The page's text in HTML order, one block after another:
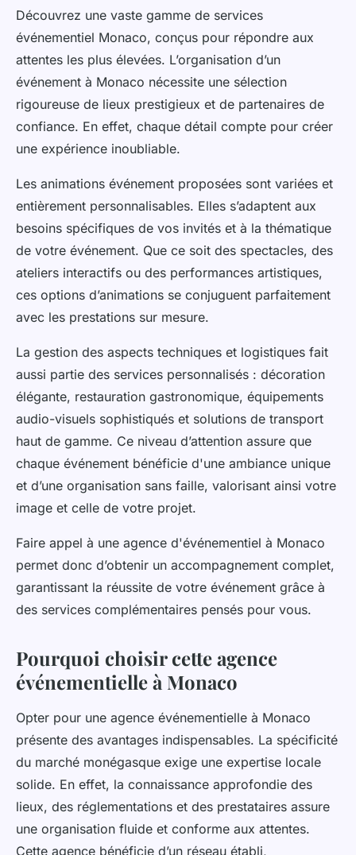
Découvrez une vaste gamme de services
événementiel Monaco, conçus pour répondre aux
attentes les plus élevées. L’organisation d’un
événement à Monaco nécessite une sélection
rigoureuse de lieux prestigieux et de partenaires de
confiance. En effet, chaque détail compte pour créer
une expérience inoubliable.
Les animations événement proposées sont variées et
entièrement personnalisables. Elles s’adaptent aux
besoins spécifiques de vos invités et à la thématique
de votre événement. Que ce soit des spectacles, des
ateliers interactifs ou des performances artistiques,
ces options d’animations se conjuguent parfaitement
avec les prestations sur mesure.
La gestion des aspects techniques et logistiques fait
aussi partie des services personnalisés : décoration
élégante, restauration gastronomique, équipements
audio-visuels sophistiqués et solutions de transport
haut de gamme. Ce niveau d’attention assure que
chaque événement bénéficie d'une ambiance unique
et d’une organisation sans faille, valorisant ainsi votre
image et celle de votre projet.
Faire appel à une agence d'événementiel à Monaco
permet donc d’obtenir un accompagnement complet,
garantissant la réussite de votre événement grâce à
des services complémentaires pensés pour vous.
Pourquoi choisir cette agence
événementielle à Monaco
Opter pour une agence événementielle à Monaco
présente des avantages indispensables. La spécificité
du marché monégasque exige une expertise locale
solide. En effet, la connaissance approfondie des
lieux, des réglementations et des prestataires assure
une organisation fluide et conforme aux attentes.
Cette agence bénéficie d’un réseau établi,